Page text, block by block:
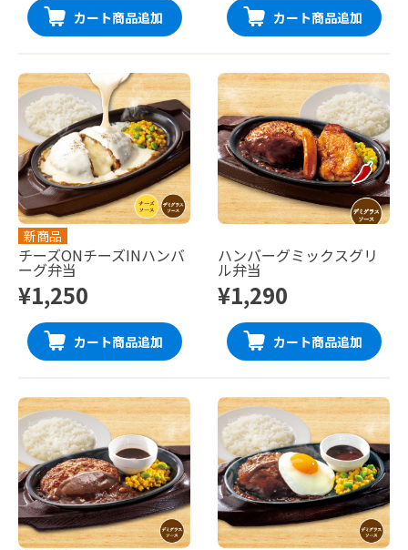
カート商品追加 カート商品追加
新商品
チーズONチーズINハンバ
ーグ弁当
¥1,250
カート商品追加
ハンバーグミックスグリ
ル弁当
¥1,290
カート商品追加